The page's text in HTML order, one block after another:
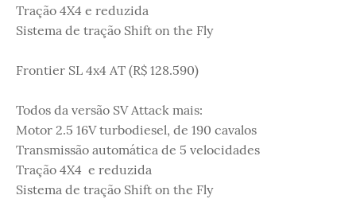
Tração 4X4 e reduzida
Sistema de tração Shift on the Fly
Frontier SL 4x4 AT (R$ 128.590)
Todos da versão SV Attack mais:
Motor 2.5 16V turbodiesel, de 190 cavalos
Transmissão automática de 5 velocidades
Tração 4X4 e reduzida
Sistema de tração Shift on the Fly